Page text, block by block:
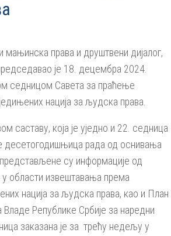
права и друштвени дијалог,
је 18. децембра 2024.
седницом Савета за праћење
нација за људска права.
саставу, која је уједно и 22. седница
десетогодишњица рада од оснивања
су информације од
у области извештавања према
нација за људска права, као и План
Владе Републике Србије за наредни
заказана је за трећу недељу у